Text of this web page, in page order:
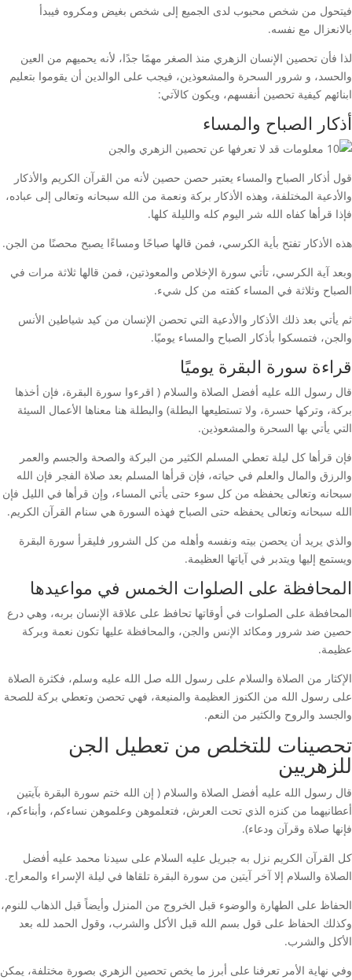
فيتحول من شخص محبوب لدى الجميع إلى شخص بغيض ومكروه فيبدأ
بالانعزال مع نفسه.
لذا فأن تحصين الإنسان الزهري منذ الصغر مهمًا جدًا، لأنه يحميهم من العين
والحسد، و شرور السحرة والمشعوذين، فيجب على الوالدين أن يقوموا بتعليم
ابنائهم كيفية تحصين أنفسهم، ويكون كالآتي:
أذكار الصباح والمساء
قول أذكار الصباح والمساء يعتبر حصن حصين لأنه من القرآن الكريم والأذكار
والأدعية المختلفة، وهذه الأذكار بركة ونعمة من الله سبحانه وتعالى إلى عباده،
فإذا قرأها كفاه الله شر اليوم كله والليلة كلها.
هذه الأذكار تفتح بأية الكرسي، فمن قالها صباحًا ومساءًا يصبح محصنًا من الجن.
وبعد آية الكرسي، تأتي سورة الإخلاص والمعوذتين، فمن قالها ثلاثة مرات في
الصباح وثلاثة في المساء كفته من كل شيء.
ثم يأتي بعد ذلك الأذكار والأدعية التي تحصن الإنسان من كيد شياطين الأنس
والجن، فتمسكوا بأذكار الصباح والمساء يوميًا.
قراءة سورة البقرة يوميًا
قال رسول الله عليه أفضل الصلاة والسلام ( اقرءوا سورة البقرة، فإن أخذها
بركة، وتركها حسرة، ولا تستطيعها البطلة) والبطلة هنا معناها الأعمال السيئة
التي يأتي بها السحرة والمشعوذين.
فإن قرأها كل ليلة تعطي المسلم الكثير من البركة والصحة والجسم والعمر
والرزق والمال والعلم في حياته، فإن قرأها المسلم بعد صلاة الفجر فإن الله
سبحانه وتعالى يحفظه من كل سوء حتى يأتي المساء، وإن قرأها في الليل فإن
الله سبحانه وتعالى يحفظه حتى الصباح فهذه السورة هي سنام القرآن الكريم.
والذي يريد أن يحصن بيته ونفسه وأهله من كل الشرور فليقرأ سورة البقرة
ويستمع إليها ويتدبر في آياتها العظيمة.
المحافظة على الصلوات الخمس في مواعيدها
المحافظة على الصلوات في أوقاتها تحافظ على علاقة الإنسان بربه، وهي درع
حصين ضد شرور ومكائد الإنس والجن، والمحافظة عليها تكون نعمة وبركة
عظيمة.
الإكثار من الصلاة والسلام على رسول الله صل الله عليه وسلم، فكثرة الصلاة
على رسول الله من الكنوز العظيمة والمنيعة، فهي تحصن وتعطي بركة للصحة
والجسد والروح والكثير من النعم.
تحصينات للتخلص من تعطيل الجن
للزهريين
قال رسول الله عليه أفضل الصلاة والسلام ( إن الله ختم سورة البقرة بآيتين
أعطانيهما من كنزه الذي تحت العرش، فتعلموهن وعلموهن نساءكم، وأبناءكم،
فإنها صلاة وقرآن ودعاء).
كل القرآن الكريم نزل به جبريل عليه السلام على سيدنا محمد عليه أفضل
الصلاة والسلام إلا آخر آيتين من سورة البقرة تلقاها في ليلة الإسراء والمعراج.
الحفاظ على الطهارة والوضوء قبل الخروج من المنزل وأيضاً قبل الذهاب للنوم،
وكذلك الحفاظ على قول بسم الله قبل الأكل والشرب، وقول الحمد لله بعد
الأكل والشرب.
وفي نهاية الأمر تعرفنا على أبرز ما يخص تحصين الزهري بصورة مختلفة، يمكن